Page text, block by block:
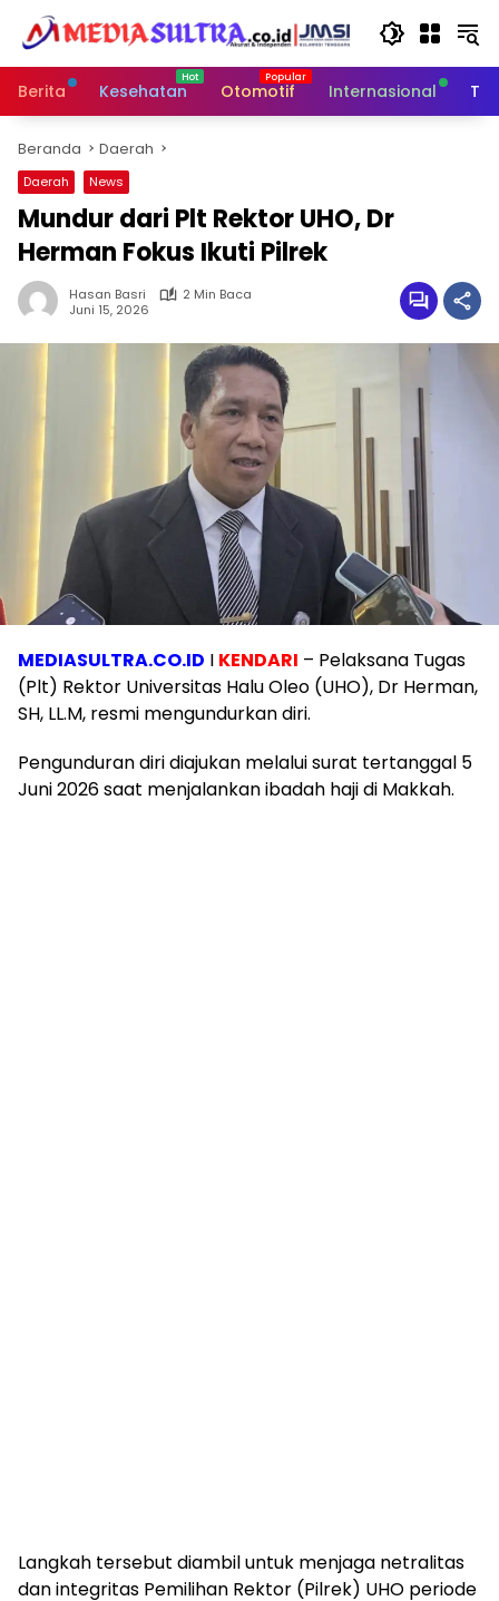
Langsung
konten
Berita
Kesehatan Otomotif Internasional
Beranda Daerah
Daerah News
Mundur dari Plt Rektor UHO, Dr
Herman Fokus Ikuti Pilrek
Hasan Basri
2 Min Baca
Juni 15, 2026
MEDIASULTRA.CO.ID I KENDARI – Pelaksana Tugas
(Plt) Rektor Universitas Halu Oleo (UHO), Dr Herman,
SH, LL.M, resmi mengundurkan diri.
Pengunduran diri diajukan melalui surat tertanggal 5
Juni 2026 saat menjalankan ibadah haji di Makkah.
Langkah tersebut diambil untuk menjaga netralitas
dan integritas Pemilihan Rektor (Pilrek) UHO periode